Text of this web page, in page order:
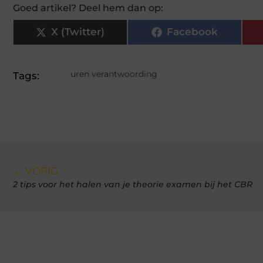
Goed artikel? Deel hem dan op:
X (Twitter) Facebook
Tags: uren verantwoording
← VORIG
2 tips voor het halen van je theorie examen bij het CBR